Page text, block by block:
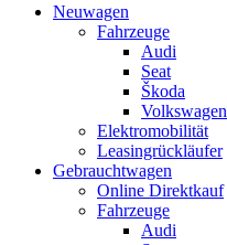
Neuwagen
Fahrzeuge
Audi
Seat
Škoda
Volkswagen
Elektromobilität
Leasingrückläufer
Gebrauchtwagen
Online Direktkauf
Fahrzeuge
Audi